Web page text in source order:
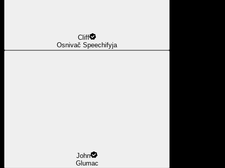
Cliff
Osnivač Speechifyja
John
Glumac